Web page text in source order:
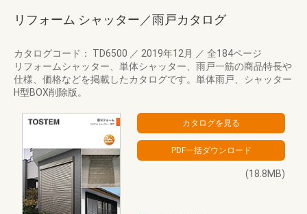
リフォーム シャッター／雨戸カタログ
カタログコード： TD6500 ／ 2019年12月 ／ 全184ページ
リフォームシャッター、単体シャッター、雨戸一筋の商品特長や
仕様、価格などを掲載したカタログです。単体雨戸、シャッター
H型BOX削除版。
(18.8MB)